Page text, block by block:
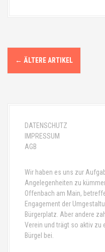
B
e
← ÄLTERE ARTIKEL
DATENSCHUTZ
IMPRESSUM
AGB
Wir haben es uns zur
Angelegenheiten zu
Offenbach am Main,
Engagement der
Bürgerplatz. Aber andere
Verein und trägt so aktiv zu
Bürgel bei.